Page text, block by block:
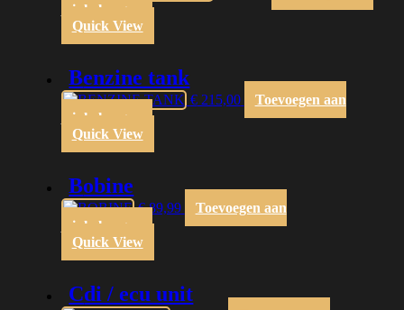
winkelwagen
Quick View
benzine tank
€215,00
Toevoegen aan
winkelwagen
Quick View
bobine
€89,99
Toevoegen aan
winkelwagen
Quick View
cdi / ecu unit